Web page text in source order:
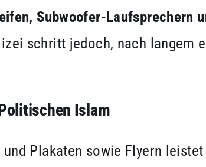
Subwoofer-Laufsprechern
schritt jedoch, nach langem
Islam
Plakaten sowie Flyern